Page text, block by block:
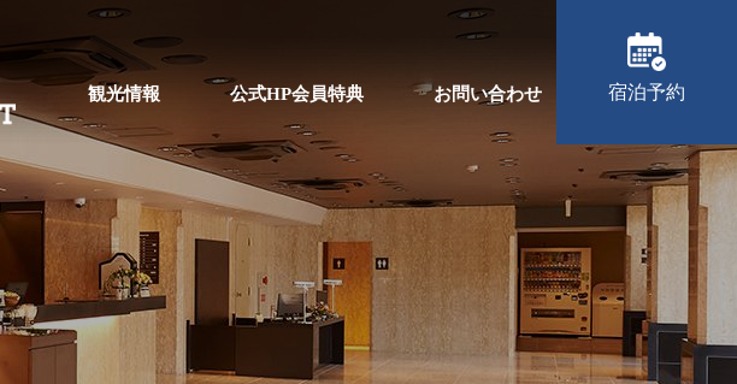
観光情報 公式HP会員特典 お問い合わせ 宿泊予約